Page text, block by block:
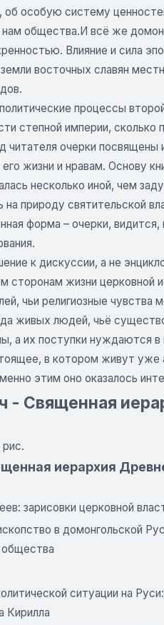
об оcобую систему
общества.И всё же
Влияние и сила
восточных славян
процессы
степной империи,
читателя очерки
жизни и нравам. Основу
несколько иной, чем
на природу святительской
форма – очерки,
к дискуссии, а не
сторонам жизни церковной
чьи религиозные чувства
живых людей, чьё
а их поступки нуждаются в
в котором живут уже
этим оно оказалось
- Священная
рис.
иерархия
зарисовки церковной
в домонгольской
общества
ситуации на
Кирилла